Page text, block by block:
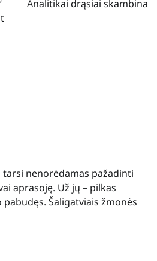
Analitikai drąsiai skambina
nenorėdamas pažadinti
aprasoję. Už jų – pilkas
Šaligatviais žmonės